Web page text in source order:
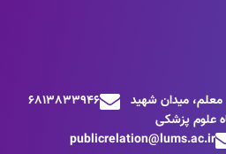
معلم، میدان شهید
علوم پزشکی
6813833946
publicrelation@lums.ac.ir